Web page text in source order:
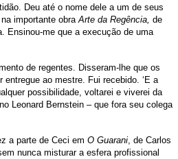
Deu até o nome dele a um de seus
importante obraArte da Regência, de
Ensinou-me que a execução de uma
de regentes. Disseram-lhe que os
ao mestre. Fui recebido. ‘E a
possibilidade, voltarei e viverei da
Leonard Bernstein – que fora seu colega
a parte de Ceci em O Guarani, de Carlos
nunca misturar a esfera profissional